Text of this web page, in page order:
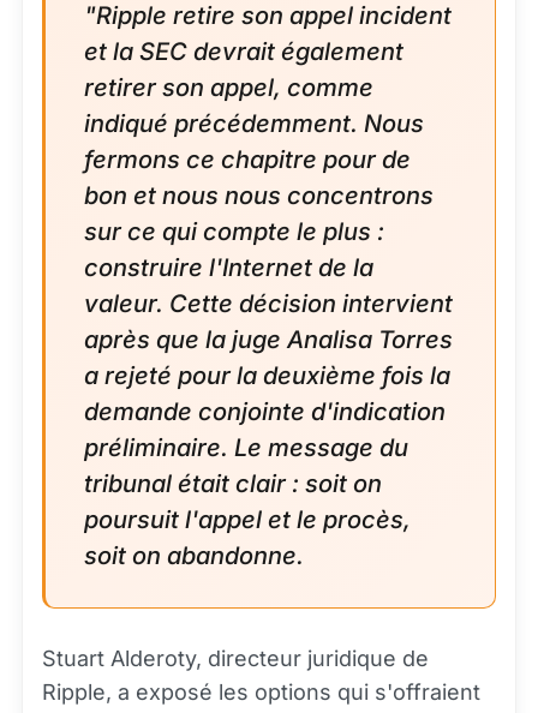
"Ripple retire son appel incident
et la SEC devrait également
retirer son appel, comme
indiqué précédemment. Nous
fermons ce chapitre pour de
bon et nous nous concentrons
sur ce qui compte le plus :
construire l'Internet de la
valeur. Cette décision intervient
après que la juge Analisa Torres
a rejeté pour la deuxième fois la
demande conjointe d'indication
préliminaire. Le message du
tribunal était clair : soit on
poursuit l'appel et le procès,
soit on abandonne.
Stuart Alderoty, directeur juridique de
Ripple, a exposé les options qui s'offraient